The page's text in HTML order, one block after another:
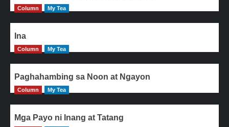
Column My Tea
Ina
Column My Tea
Paghahambing sa Noon at Ngayon
Column My Tea
Mga Payo ni Inang at Tatang